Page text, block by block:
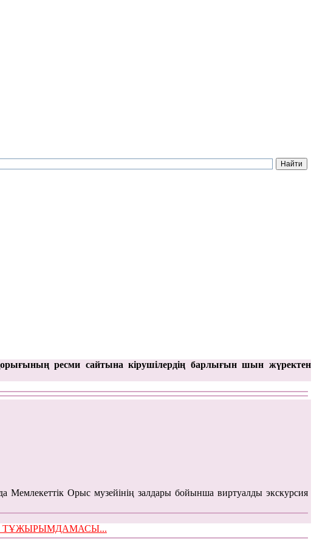
ресми сайтына кірушілердің барлығын шын жүректен
Мемлекеттік Орыс музейінің залдары бойынша виртуалды экскурсия
ТҰЖЫРЫМДАМАСЫ...